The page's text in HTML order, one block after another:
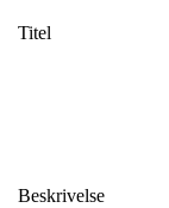
Titel
Beskrivelse